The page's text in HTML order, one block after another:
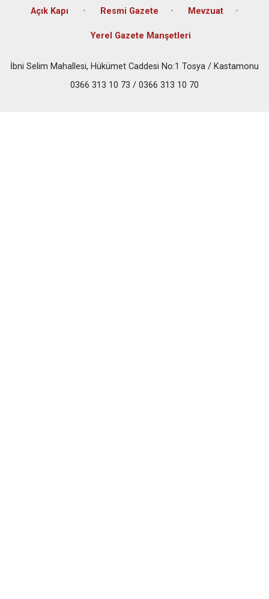
Açık Kapı Resmi Gazete Mevzuat
Yerel Gazete Manşetleri
İbni Selim Mahallesi, Hükümet Caddesi No:1 Tosya / Kastamonu
0366 313 10 73 / 0366 313 10 70